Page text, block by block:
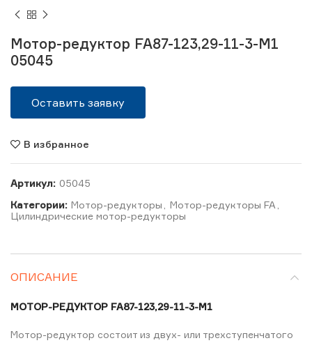
Мотор-редуктор FA87-123,29-11-3-M1
05045
Оставить заявку
В избранное
Артикул: 05045
Категории: Мотор-редукторы Мотор-редукторы FA
Цилиндрические мотор-редукторы
ОПИСАНИЕ
МОТОР-РЕДУКТОР FA87-123,29-11-3-M1
Мотор-редуктор состоит из двух- или трехступенчатого